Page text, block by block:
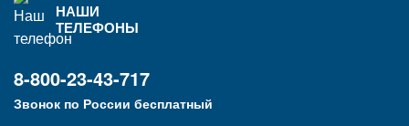
НАШИ
ТЕЛЕФОНЫ
8-800-23-43-717
Звонок по России бесплатный